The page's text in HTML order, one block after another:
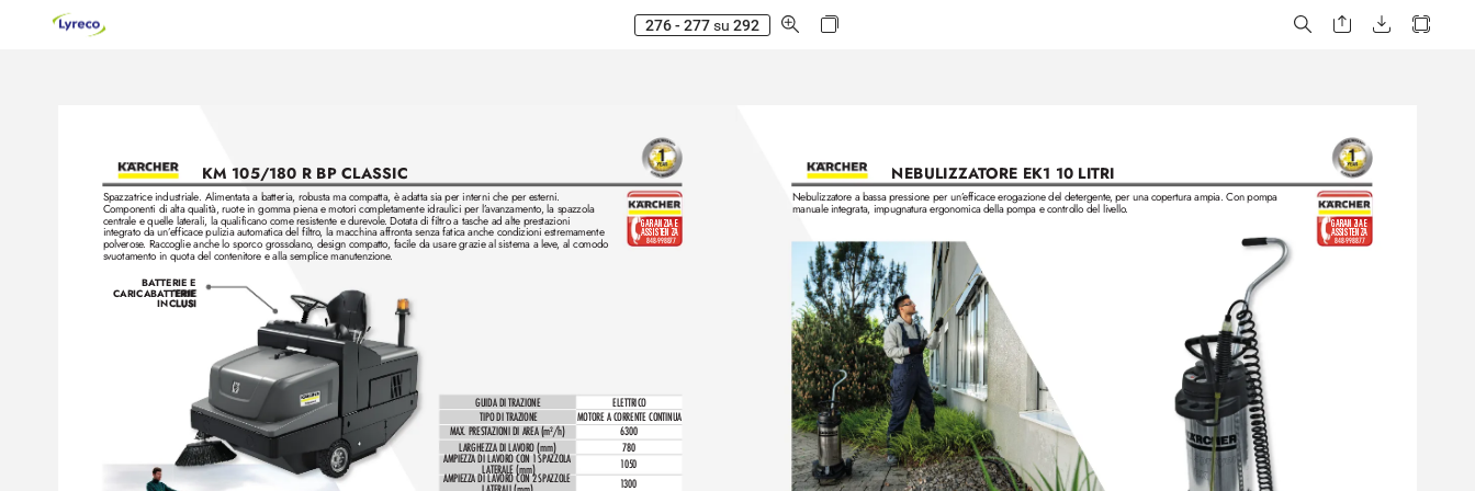
276 - 277 su 292
KM 105/180 R BP CLASSIC
Spazzatrice industriale. Alimentata a batteria, robusta ma compatta, è adatta sia per interni che per esterni.
Componenti di alta qualità, ruote in gomma piena e motori completamente idraulici per l’avanzamento, la spazzola
centrale e quelle laterali, la qualificano come resistente e durevole. Dotata di filtro a tasche ad alte prestazioni
integrato da un’efficace pulizia automatica del filtro, la macchina affronta senza fatica anche condizioni estremamente
polverose. Raccoglie anche lo sporco grossolano, design compatto, facile da usare grazie al sistema a leve, al comodo
svuotamento in quota del contenitore e alla semplice manutenzione.
BATTERIE E
CARICABATTERIE
INCLUSI
GUIDA DI TRAZIONE ELETTRICO
TIPO DI TRAZIONE
MOTORE A CORRENTE CONTINUA
MAX. PRESTAZIONI DI AREA (m²/h)
6300
LARGHEZZA DI LAVORO (mm) 780
AMPIEZZA DI LAVORO CON 1 SPAZZOLA
LATERALE (mm) 1050
AMPIEZZA DI LAVORO CON 2 SPAZZOLE
1300
CARICABATTERIE
INCLUSI
GARANZIA E
ASSISTENZA
848-998877
NEBULIZZATORE EK1 10 LITRI
Nebulizzatore a bassa pressione per un’efficace erogazione del detergente, per una copertura ampia. Con pompa
manuale integrata, impugnatura ergonomica della pompa e controllo del livello.
GARANZIA E
ASSISTENZA
848-998877